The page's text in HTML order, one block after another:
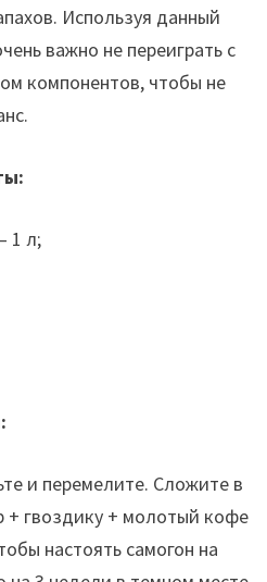
Используя данный
важно не переиграть с
компонентов, чтобы не
1 л;
и перемелите. Сложите в
+ гвоздику + молотый кофе
настоять самогон на